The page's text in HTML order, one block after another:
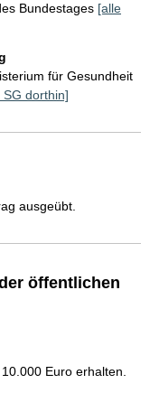
Bundestages [alle
für Gesundheit
SG dorthin]
ausgeübt.
öffentlichen
Euro erhalten.